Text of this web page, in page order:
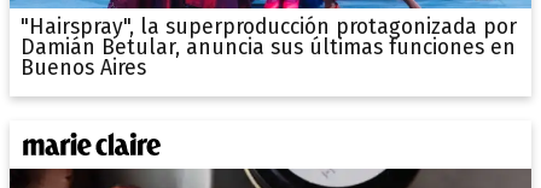
"Hairspray", la superproducción protagonizada por
Damián Betular, anuncia sus últimas funciones en
Buenos Aires